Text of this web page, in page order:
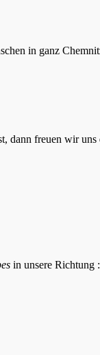
in ganz
dann freuen wir
in unsere Richtung